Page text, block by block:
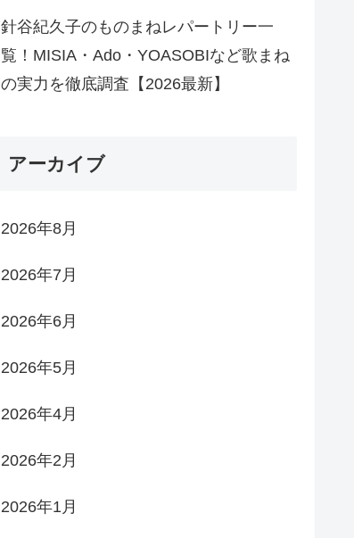
針谷紀久子のものまねレパートリー一
覧！MISIA・Ado・YOASOBIなど歌まね
の実力を徹底調査【2026最新】
アーカイブ
2026年8月
2026年7月
2026年6月
2026年5月
2026年4月
2026年2月
2026年1月